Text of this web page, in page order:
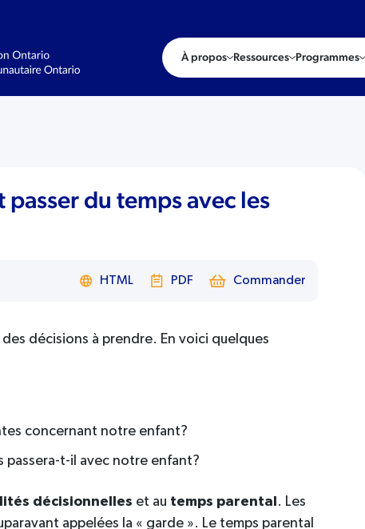
À propos Ressources Programmes
passer du temps avec les
HTML PDF Commander
décisions à prendre. En voici quelques
concernant notre enfant?
passera-t-il avec notre enfant?
décisionnelles et au temps parental . Les
appelées la « garde ». Le temps parental